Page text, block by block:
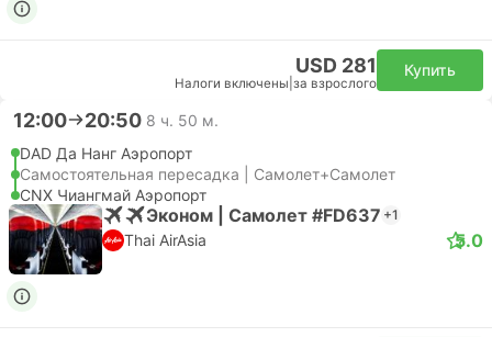
USD 281
Налоги включены за взрослого
Купить
12:00 20:50 8 ч. 50 м.
DAD Да Нанг Аэропорт
Самостоятельная пересадка | Самолет+Самолет
CNX Чиангмай Аэропорт
Эконом | Самолет #FD637 +1
Thai AirAsia 5.0